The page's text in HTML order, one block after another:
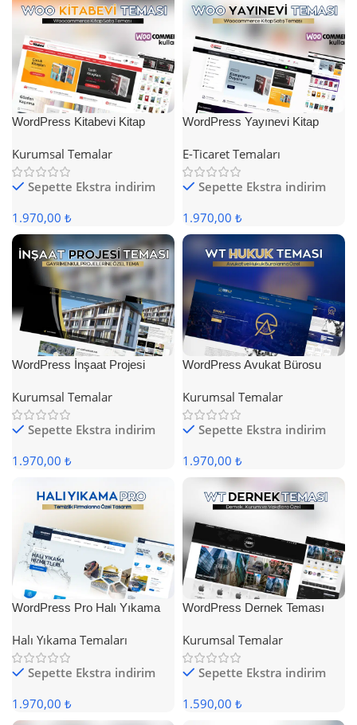
WordPress Kitabevi Kitap
Kurumsal Temalar
Sepette Ekstra indirim
1.970,00 ₺
WordPress Yayınevi Kitap
E-Ticaret Temaları
Sepette Ekstra indirim
1.970,00 ₺
WordPress İnşaat Projesi
Kurumsal Temalar
Sepette Ekstra indirim
1.970,00 ₺
WordPress Avukat Bürosu
Kurumsal Temalar
Sepette Ekstra indirim
1.970,00 ₺
WordPress Pro Halı Yıkama
Halı Yıkama Temaları
Sepette Ekstra indirim
1.970,00 ₺
WordPress Dernek Teması
Kurumsal Temalar
Sepette Ekstra indirim
1.590,00 ₺